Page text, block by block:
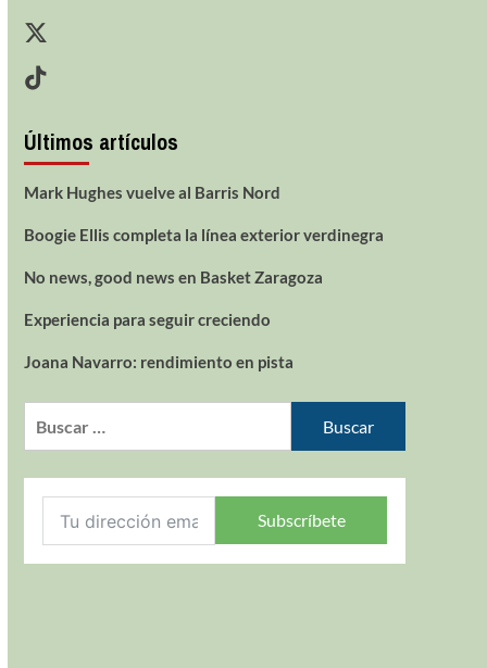
Últimos artículos
Mark Hughes vuelve al Barris Nord
Boogie Ellis completa la línea exterior verdinegra
No news, good news en Basket Zaragoza
Experiencia para seguir creciendo
Joana Navarro: rendimiento en pista
Subscríbete